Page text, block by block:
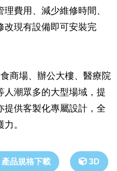
費用、減少維修時間、
改現有設備即可安裝完
商場、辦公大樓、醫療院
人潮眾多的大型場域，提
提供客製化專屬設計，全
。
產品規格下載 3D